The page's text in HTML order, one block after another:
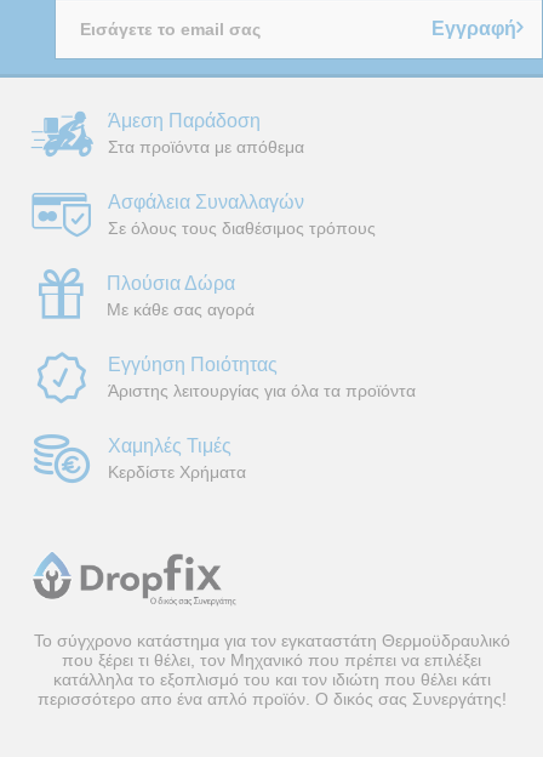
Εγγραφή
Άμεση Παράδοση
Στα προϊόντα με απόθεμα
Ασφάλεια Συναλλαγών
Σε όλους τους διαθέσιμος τρόπους
Πλούσια Δώρα
Με κάθε σας αγορά
Εγγύηση Ποιότητας
Άριστης λειτουργίας για όλα τα προϊόντα
Χαμηλές Τιμές
Κερδίστε Χρήματα
Το σύγχρονο κατάστημα για τον εγκαταστάτη Θερμοϋδραυλικό
που ξέρει τι θέλει, τον Μηχανικό που πρέπει να επιλέξει
κατάλληλα το εξοπλισμό του και τον ιδιώτη που θέλει κάτι
περισσότερο απο ένα απλό προϊόν. Ο δικός σας Συνεργάτης!